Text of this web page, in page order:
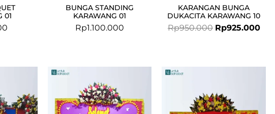
01
BUNGA STANDING
KARAWANG 01
Rp1.100.000
KARANGAN BUNGA
DUKACITA KARAWANG 10
Rp950.000 Rp925.000
Current
is:
Rp925.000.
price
was:
Rp699.000.
Current
Rp675.000.